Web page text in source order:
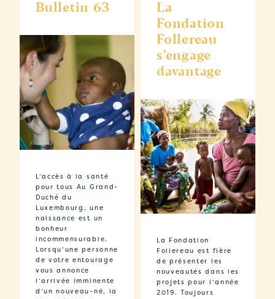
Bulletin 63
L’accès à la santé
pour tous Au Grand-
Duché du
Luxembourg, une
naissance est un
bonheur
incommensurable.
Lorsqu’une personne
de votre entourage
vous annonce
l’arrivée imminente
d’un nouveau-né, la
La
Fondation
Follereau
s’engage
davantage
La Fondation
Follereau est fière
de présenter les
nouveautés dans les
projets pour l’année
2019. Toujours